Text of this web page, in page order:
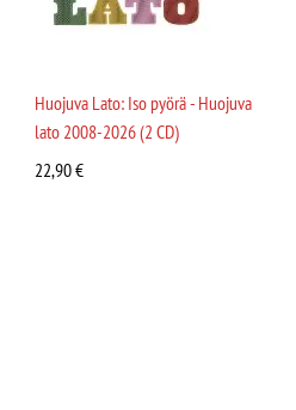
Huojuva Lato: Iso pyörä - Huojuva
lato 2008-2026 (2 CD)
22,90€